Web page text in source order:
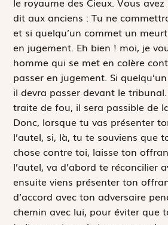
dit aux anciens :Tu ne
et si quelqu’un commet un
en jugement. Eh bien ! moi, je
homme qui se met en colère
passer en jugement. Si
il devra passer devant le
traite de fou, il sera passible de
Donc, lorsque tu vas présenter
l’autel, si, là, tu te souviens que
chose contre toi, laisse ton
l’autel, va d’abord te réconcilier
ensuite viens présenter ton
d’accord avec ton adversaire
chemin avec lui, pour éviter que